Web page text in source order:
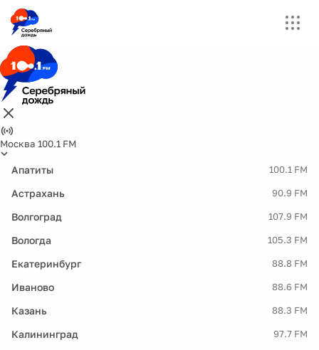
Москва 100.1 FM
Апатиты 100.1 FM
Астрахань 90.9 FM
Волгоград 107.9 FM
Вологда 105.3 FM
Екатеринбург 88.8 FM
Иваново 88.6 FM
Казань 88.3 FM
Калининград 97.7 FM